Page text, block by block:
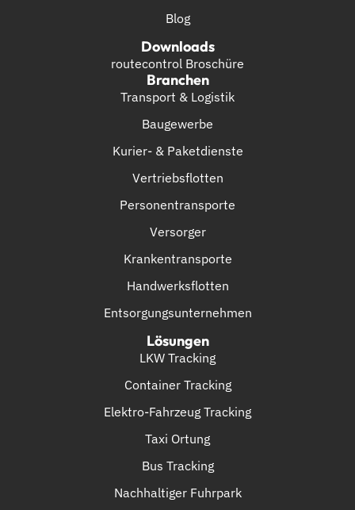
Blog
Downloads
routecontrol Broschüre
Branchen
Transport & Logistik
Baugewerbe
Kurier- & Paketdienste
Vertriebsflotten
Personentransporte
Versorger
Krankentransporte
Handwerksflotten
Entsorgungsunternehmen
Lösungen
LKW Tracking
Container Tracking
Elektro-Fahrzeug Tracking
Taxi Ortung
Bus Tracking
Nachhaltiger Fuhrpark